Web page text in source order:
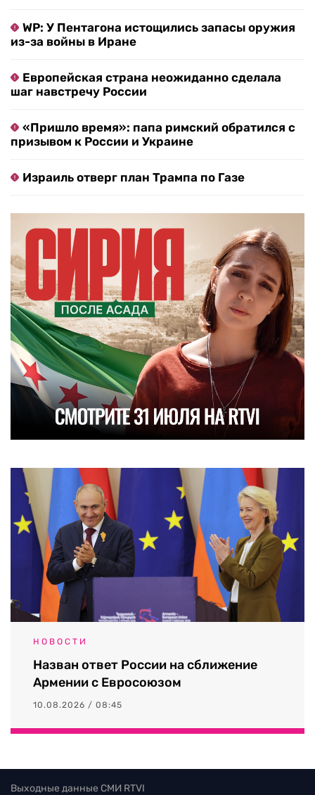
WP: У Пентагона истощились запасы оружия
из-за войны в Иране
Европейская страна неожиданно сделала
шаг навстречу России
«Пришло время»: папа римский обратился с
призывом к России и Украине
Израиль отверг план Трампа по Газе
НОВОСТИ
Назван ответ России на сближение
Армении с Евросоюзом
10.08.2026 / 08:45
Выходные данные СМИ RTVI